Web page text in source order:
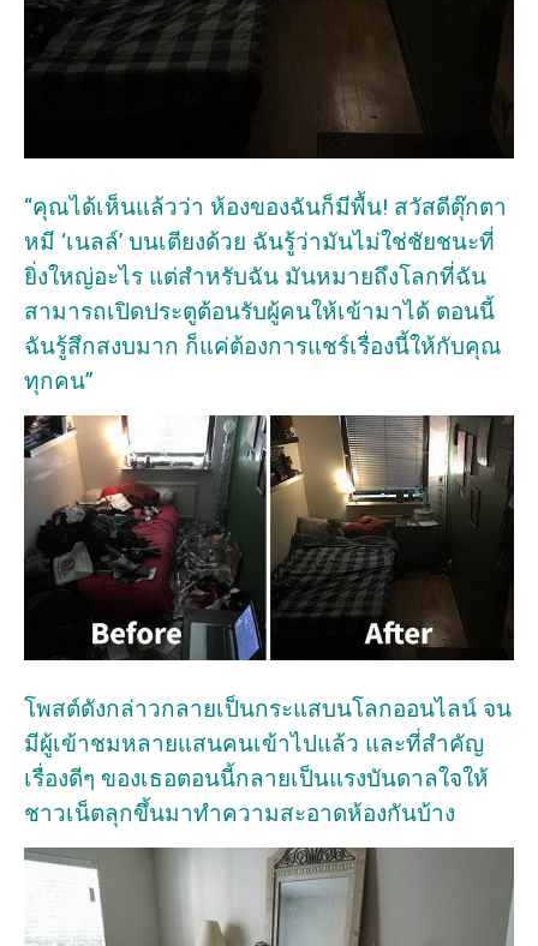
“คุณได้เห็นแล้วว่า ห้องของฉันก็มีพื้น! สวัสดีตุ๊กตา
หมี ‘เนลล์’ บนเตียงด้วย ฉันรู้ว่ามันไม่ใช่ชัยชนะที่
ยิ่งใหญ่อะไร แต่สำหรับฉัน มันหมายถึงโลกที่ฉัน
สามารถเปิดประตูต้อนรับผู้คนให้เข้ามาได้ ตอนนี้
ฉันรู้สึกสงบมาก ก็แค่ต้องการแชร์เรื่องนี้ให้กับคุณ
ทุกคน”
โพสต์ดังกล่าวกลายเป็นกระแสบนโลกออนไลน์ จน
มีผู้เข้าชมหลายแสนคนเข้าไปแล้ว และที่สำคัญ
เรื่องดีๆ ของเธอตอนนี้กลายเป็นแรงบันดาลใจให้
ชาวเน็ตลุกขึ้นมาทำความสะอาดห้องกันบ้าง